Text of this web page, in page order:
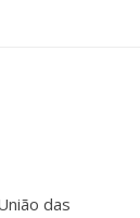
das